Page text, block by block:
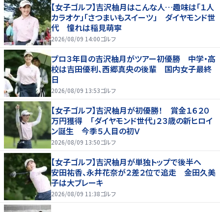
【女子ゴルフ】吉沢柚月はこんな人…趣味は「１人
カラオケ」「さつまいもスイーツ」 ダイヤモンド世
代 憧れは稲見萌寧
2026/08/09 14:00ゴルフ
プロ３年目の吉沢柚月がツアー初優勝 中学・高
校は吉田優利、西郷真央の後輩 国内女子最終
日
2026/08/09 13:53ゴルフ
【女子ゴルフ】吉沢柚月が初優勝！ 賞金１６２０
万円獲得 「ダイヤモンド世代」２３歳の新ヒロイ
ン誕生 今季５人目の初Ｖ
2026/08/09 13:50ゴルフ
【女子ゴルフ】吉沢柚月が単独トップで後半へ
安田祐香、永井花奈が２差２位で追走 金田久美
子は大ブレーキ
2026/08/09 11:38ゴルフ